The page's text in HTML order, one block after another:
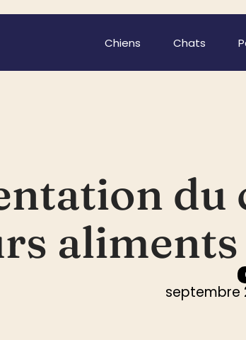
Chiens Chats
du
septembre